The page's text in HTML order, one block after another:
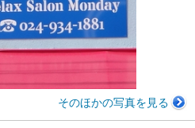
そのほかの写真を見る